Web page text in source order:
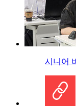
시니어